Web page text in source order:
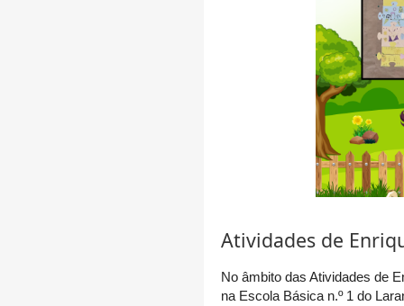
Atividades de
No âmbito das Atividades de
na Escola Básica n.º 1 do